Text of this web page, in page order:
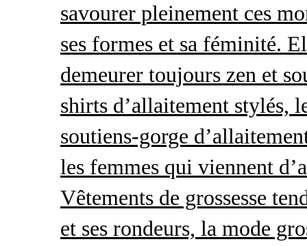
savourer pleinement ces
ses formes et sa féminité.
demeurer toujours zen et
shirts d’allaitement stylés,
soutiens-gorge
les femmes qui viennent
Vêtements de grossesse
et ses rondeurs, la mode